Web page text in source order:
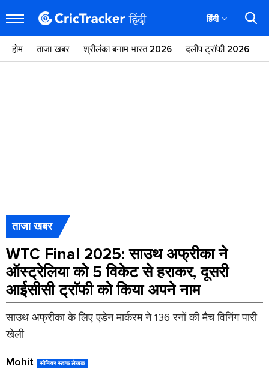
हिंदी
होम ताजा खबर श्रीलंका बनाम भारत 2026 दलीप ट्रॉफी 2026
ताजा खबर
WTC Final 2025: साउथ अफ्रीका ने
ऑस्ट्रेलिया को 5 विकेट से हराकर, दूसरी
आईसीसी ट्राॅफी को किया अपने नाम
साउथ अफ्रीका के लिए एडेन मार्करम ने 136 रनों की मैच विनिंग पारी
खेली
Mohit सीनियर स्टाफ लेखक